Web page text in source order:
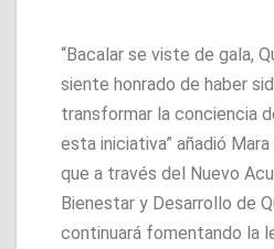
“Bacalar se viste de gala,
siente honrado de haber
transformar la conciencia
esta iniciativa” añadió
que a través del Nuevo
Bienestar y Desarrollo de
continuará fomentando la